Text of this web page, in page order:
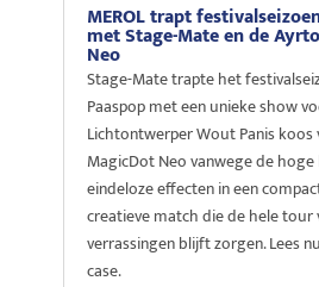
MEROL trapt
met Stage-Mate en de
Neo
Stage-Mate trapte het
Paaspop met een unieke show
Lichtontwerper Wout Panis
MagicDot Neo vanwege de
eindeloze effecten in een
creatieve match die de hele tour
verrassingen blijft zorgen. Lees
case.